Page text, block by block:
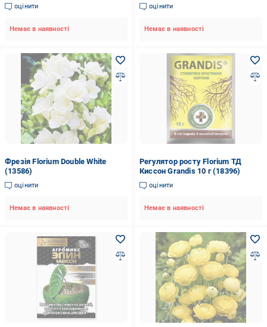
оцінити
Немає в наявності
оцінити
Немає в наявності
Фрезія Florium Double White
(13586)
оцінити
Немає в наявності
Регулятор росту Florium ТД
Киссон Grandis 10 г (18396)
оцінити
Немає в наявності